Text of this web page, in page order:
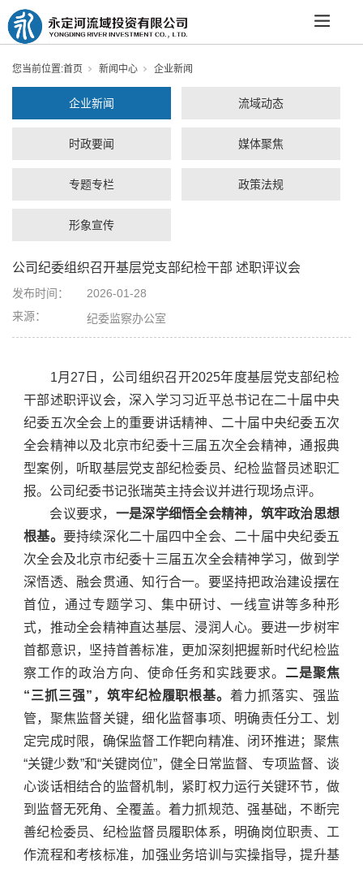
您当前位置:首页 新闻中心 企业新闻
企业新闻 流域动态
时政要闻 媒体聚焦
专题专栏 政策法规
形象宣传
公司纪委组织召开基层党支部纪检干部 述职评议会
发布时间：
2026-01-28
来源：
纪委监察办公室
1月27日，公司组织召开2025年度基层党支部纪检
干部述职评议会，深入学习习近平总书记在二十届中央
纪委五次全会上的重要讲话精神、二十届中央纪委五次
全会精神以及北京市纪委十三届五次全会精神，通报典
型案例，听取基层党支部纪检委员、纪检监督员述职汇
报。公司纪委书记张瑞英主持会议并进行现场点评。
会议要求， 一是深学细悟全会精神，筑牢政治思想
根基。 要持续深化二十届四中全会、二十届中央纪委五
次全会及北京市纪委十三届五次全会精神学习，做到学
深悟透、融会贯通、知行合一。要坚持把政治建设摆在
首位，通过专题学习、集中研讨、一线宣讲等多种形
式，推动全会精神直达基层、浸润人心。要进一步树牢
首都意识，坚持首善标准，更加深刻把握新时代纪检监
察工作的政治方向、使命任务和实践要求。 二是聚焦
“三抓三强”，筑牢纪检履职根基。着力抓落实、强监
管，聚焦监督关键，细化监督事项、明确责任分工、划
定完成时限，确保监督工作靶向精准、闭环推进；聚焦
“关键少数”和“关键岗位”，健全日常监督、专项监督、谈
心谈话相结合的监督机制，紧盯权力运行关键环节，做
到监督无死角、全覆盖。着力抓规范、强基础，不断完
善纪检委员、纪检监督员履职体系，明确岗位职责、工
作流程和考核标准，加强业务培训与实操指导，提升基